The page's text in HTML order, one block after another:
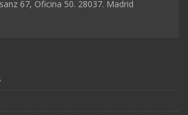
67, Oficina 50. 28037. Madrid